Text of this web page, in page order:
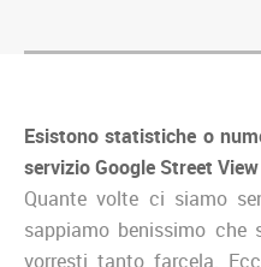
Esistono statistiche o
servizio Google Street
Quante volte ci siamo
sappiamo benissimo che
vorresti tanto farcela.